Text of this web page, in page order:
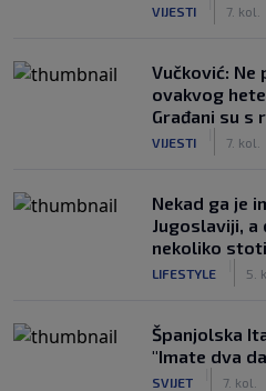
VIJESTI 7. kol.
Vučković:
ovakvog
Građani su s
VIJESTI 7. kol.
Nekad ga je
Jugoslaviji, a
nekoliko
LIFESTYLE 5.
Španjolska
"Imate dva
SVIJET 7. kol.